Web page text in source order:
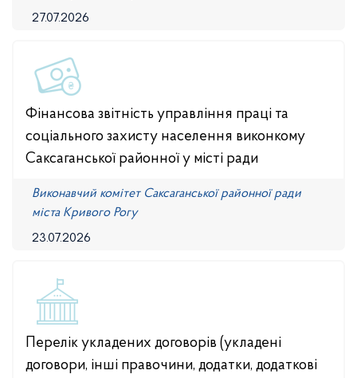
27.07.2026
Фінансова звітність управління праці та
соціального захисту населення виконкому
Саксаганської районної у місті ради
23.07.2026
Виконавчий комітет Саксаганської районної ради
міста Кривого Рогу
Перелік укладених договорів (укладені
договори, інші правочини, додатки, додаткові